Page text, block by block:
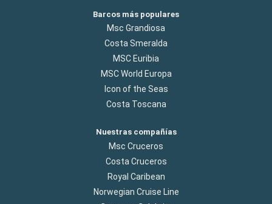
Barcos más populares
Msc Grandiosa
Costa Smeralda
MSC Euribia
MSC World Europa
Icon of the Seas
Costa Toscana
Nuestras compañías
Msc Cruceros
Costa Cruceros
Royal Caribean
Norwegian Cruise Line